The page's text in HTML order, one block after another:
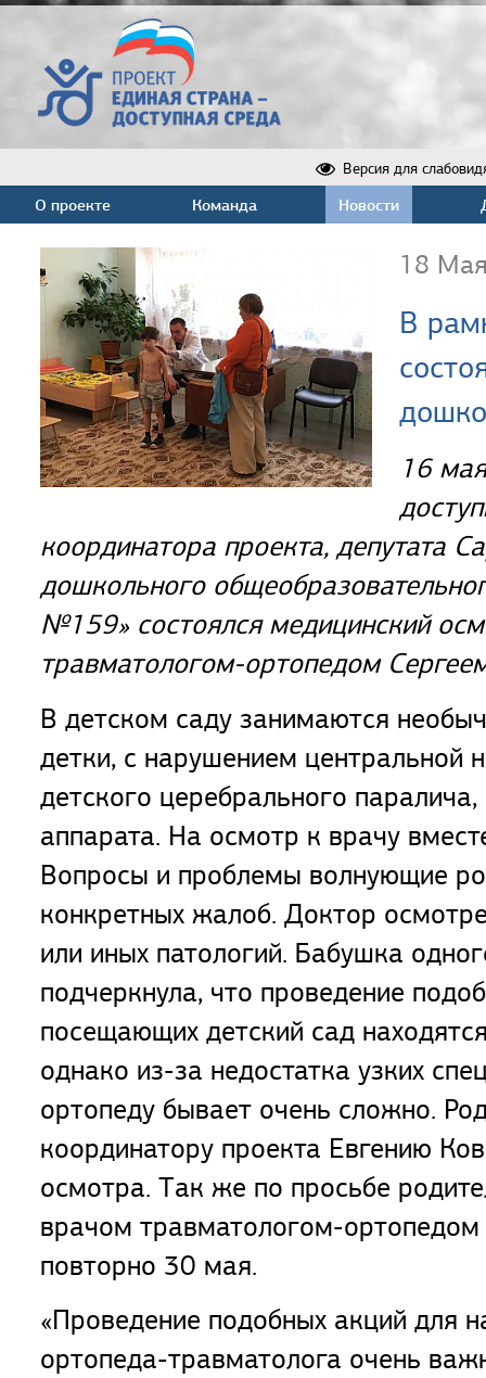
Версия для
О проекте Команда Новости
18
В
16
координатора проекта, депутата
дошкольного
№159» состоялся медицинский
травматологом-ортопедом
В детском саду занимаются
детки, с нарушением центральной
детского церебрального
аппарата. На осмотр к врачу
Вопросы и проблемы волнующие
конкретных жалоб. Доктор
или иных патологий. Бабушка
подчеркнула, что проведение
посещающих детский сад
однако из-за недостатка узких
ортопеду бывает очень сложно.
координатору проекта Евгению
осмотра. Так же по просьбе
врачом травматологом-
повторно 30 мая.
«Проведение подобных акций для
ортопеда-травматолога очень